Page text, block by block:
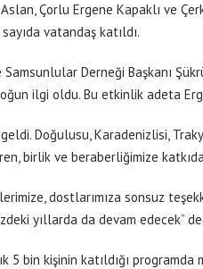
Çorlu Ergene Kapaklı ve
vatandaş katıldı.
Samsunlular Derneği Başkanı
ilgi oldu. Bu etkinlik adeta
Doğulusu, Karadenizlisi,
birlik ve beraberliğimize
dostlarımıza sonsuz
yıllarda da devam edecek”
5 bin kişinin katıldığı